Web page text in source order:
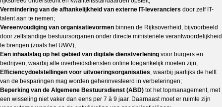
Vermindering van de afhankelijkheid van externe IT-leveranciers door zelf IT-
talent aan te nemen;
Vereenvoudiging van organisatievormen binnen de Rijksoverheid, bijvoorbeeld
door zelfstandige bestuursorganen onder directe ministeriële verantwoordelijkheid
te brengen (zoals het UWV);
Een inhaalslag op het gebied van digitale dienstverlening voor burgers en
bedrijven, waarbij alle overheidsdiensten online toegankelijk moeten zijn;
Efficiencydoelstellingen voor uitvoeringsorganisaties, waarbij jaarlijks de helft
van de besparingen mag worden geherinvesteerd in verbeteringen;
Beperking van de Algemene Bestuursdienst (ABD) tot het topmanagement, met
een wisseling niet vaker dan eens per 7 à 9 jaar. Daarnaast moet er ruimte zijn